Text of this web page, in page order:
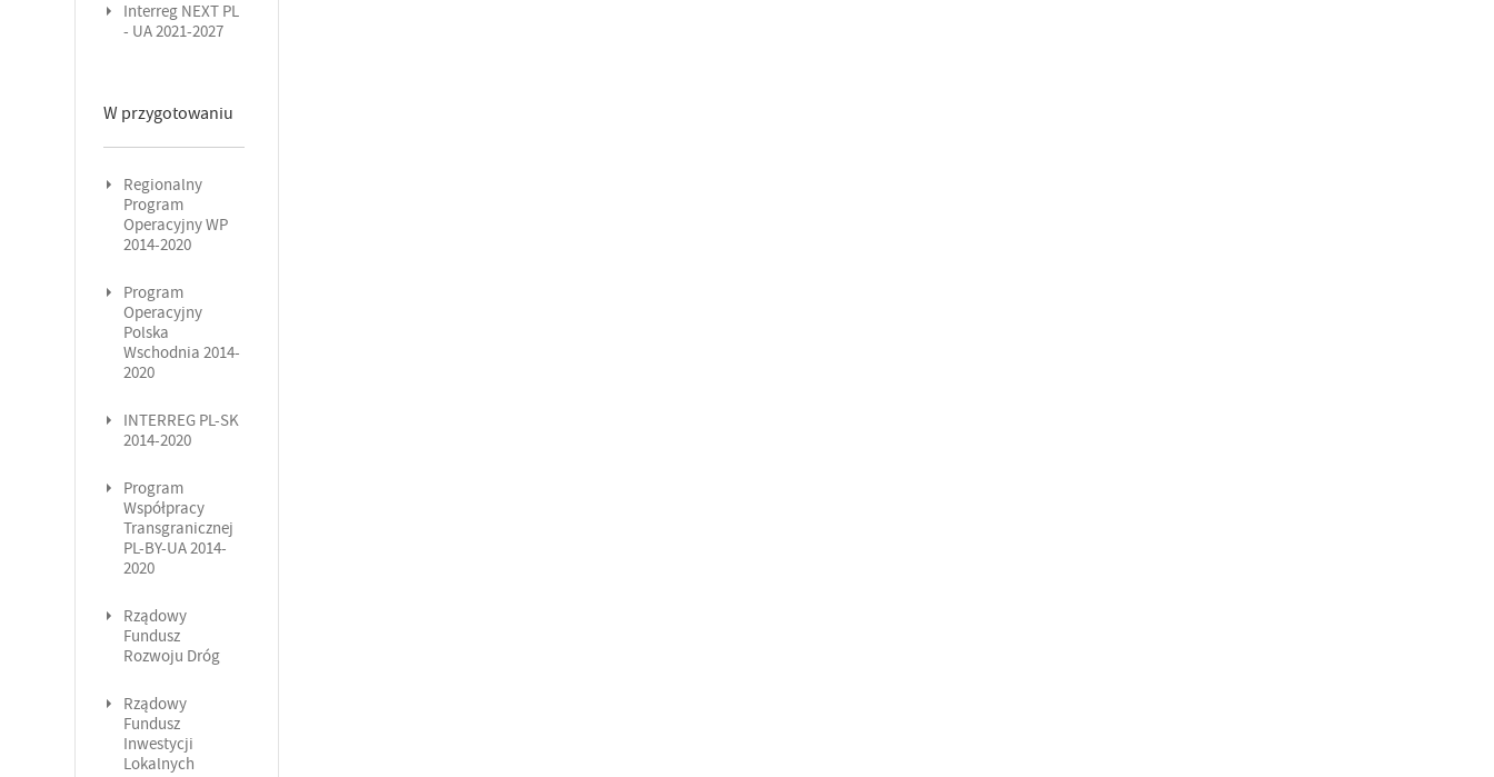
Interreg NEXT PL
- UA 2021-2027
W przygotowaniu
Regionalny
Program
Operacyjny WP
2014-2020
Program
Operacyjny
Polska
Wschodnia 2014-
2020
INTERREG PL-SK
2014-2020
Program
Współpracy
Transgranicznej
PL-BY-UA 2014-
2020
Rządowy
Fundusz
Rozwoju Dróg
Rządowy
Fundusz
Inwestycji
Lokalnych